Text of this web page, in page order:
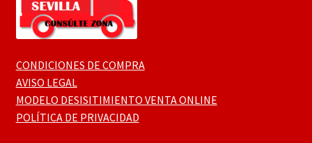
CONDICIONES DE COMPRA
AVISO LEGAL
MODELO DESISITIMIENTO VENTA ONLINE
POLÍTICA DE PRIVACIDAD